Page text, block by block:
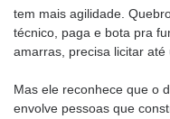
tem mais agilidade.
técnico, paga e bota pra
amarras, precisa licitar até
Mas ele reconhece que o
envolve pessoas que